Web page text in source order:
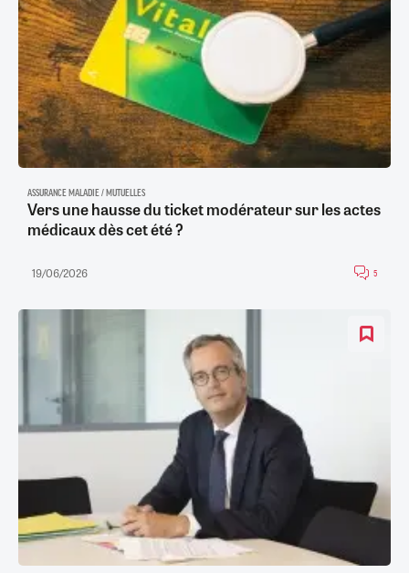
ASSURANCE MALADIE / MUTUELLES
Vers une hausse du ticket modérateur sur les actes
médicaux dès cet été ?
19/06/2026 5